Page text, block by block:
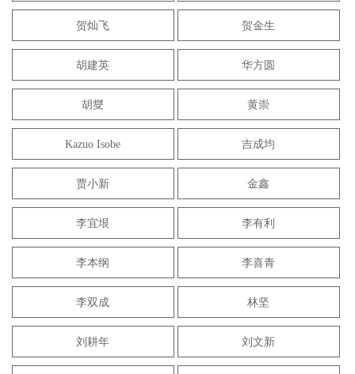
贺灿飞 贺金生
胡建英 华方圆
胡燮 黄崇
Kazuo Isobe 吉成均
贾小新 金鑫
李宜垠 李有利
李本纲 李喜青
李双成 林坚
刘耕年 刘文新